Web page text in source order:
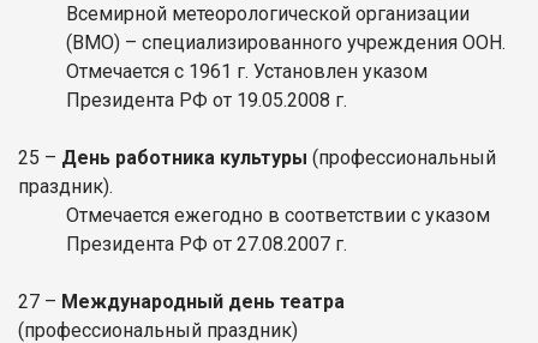
Всемирной метеорологической организации
(ВМО) – специализированного учреждения ООН.
Отмечается с 1961 г. Установлен указом
Президента РФ от 19.05.2008 г.
25 – День работника культуры (профессиональный
праздник).
Отмечается ежегодно в соответствии с указом
Президента РФ от 27.08.2007 г.
27 – Международный день театра
(профессиональный праздник)